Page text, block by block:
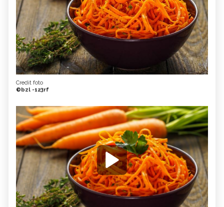
Credit foto
©bzl -123rf